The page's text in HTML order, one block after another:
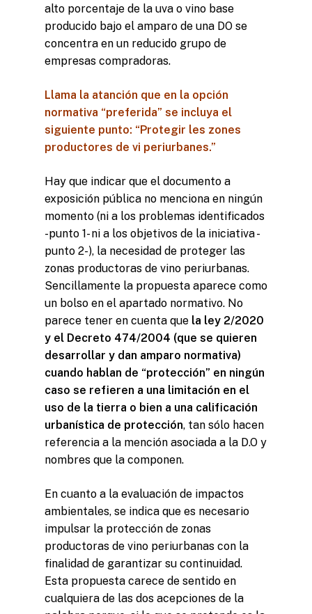
alto porcentaje de la uva o vino base
producido bajo el amparo de una DO se
concentra en un reducido grupo de
empresas compradoras.
Llama la atanción que en la opción
normativa “preferida” se incluya el
siguiente punto: “Protegir les zones
productores de vi periurbanes.”
Hay que indicar que el documento a
exposición pública no menciona en ningún
momento (ni a los problemas identificados
-punto 1- ni a los objetivos de la iniciativa -
punto 2-), la necesidad de proteger las
zonas productoras de vino periurbanas.
Sencillamente la propuesta aparece como
un bolso en el apartado normativo. No
parece tener en cuenta que la ley 2/2020
y el Decreto 474/2004 (que se quieren
desarrollar y dan amparo normativa)
cuando hablan de “protección” en ningún
caso se refieren a una limitación en el
uso de la tierra o bien a una calificación
urbanística de protección, tan sólo hacen
referencia a la mención asociada a la D.O y
nombres que la componen.
En cuanto a la evaluación de impactos
ambientales, se indica que es necesario
impulsar la protección de zonas
productoras de vino periurbanas con la
finalidad de garantizar su continuidad.
Esta propuesta carece de sentido en
cualquiera de las dos acepciones de la